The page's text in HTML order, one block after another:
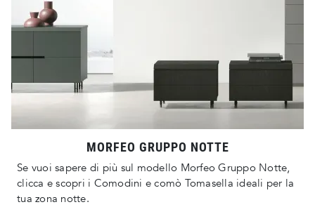
MORFEO GRUPPO NOTTE
Se vuoi sapere di più sul modello Morfeo Gruppo Notte,
clicca e scopri i Comodini e comò Tomasella ideali per la
tua zona notte.